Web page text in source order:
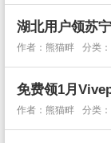
湖北用户领苏
作者：熊猫畔 分类：
免费领1月
作者：熊猫畔 分类：